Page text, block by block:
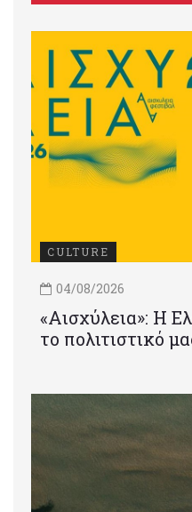
CULTURE
04/08/2026
«Αισχύλεια»: Η
το πολιτιστικό